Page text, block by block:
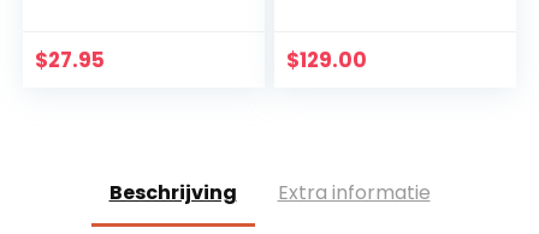
pasvorm,
$27.95
voor bestuurder en
$129.00
Beschrijving Extra informatie